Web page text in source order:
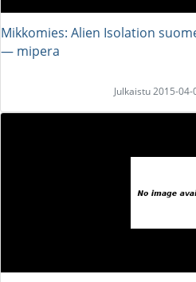
Mikkomies: Alien Isolation
― mipera
Julkaistu 2015-